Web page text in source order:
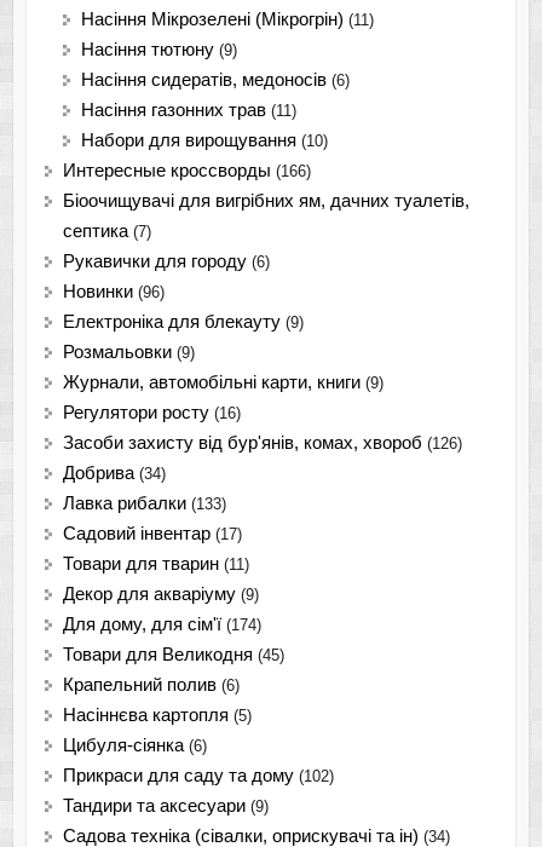
Насіння Мікрозелені (Мікрогрін) (11)
Насіння тютюну (9)
Насіння сидератів, медоносів (6)
Насіння газонних трав (11)
Набори для вирощування (10)
Интересные кроссворды (166)
Біоочищувачі для вигрібних ям, дачних туалетів,
септика (7)
Рукавички для городу (6)
Новинки (96)
Електроніка для блекауту (9)
Розмальовки (9)
Журнали, автомобільні карти, книги (9)
Регулятори росту (16)
Засоби захисту від бур'янів, комах, хвороб (126)
Добрива (34)
Лавка рибалки (133)
Садовий інвентар (17)
Товари для тварин (11)
Декор для акваріуму (9)
Для дому, для сім'ї (174)
Товари для Великодня (45)
Крапельний полив (6)
Насіннєва картопля (5)
Цибуля-сіянка (6)
Прикраси для саду та дому (102)
Тандири та аксесуари (9)
Садова техніка (сівалки, оприскувачі та ін) (34)